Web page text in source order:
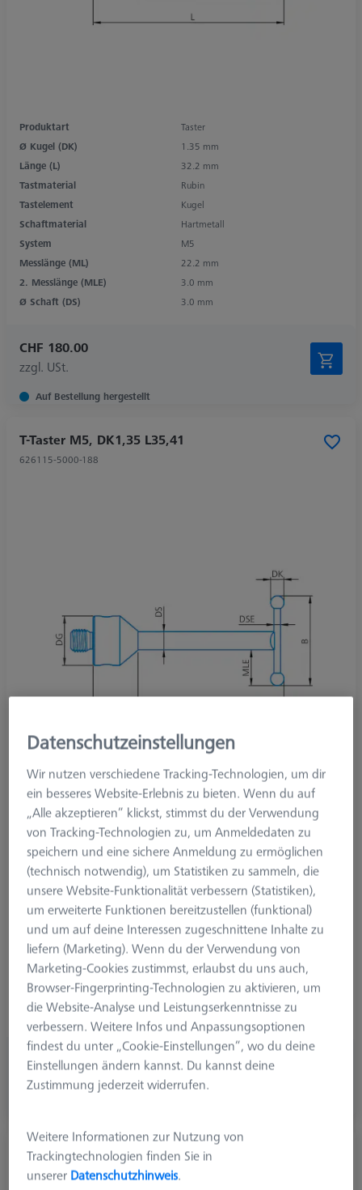
Produktart
Taster
Ø Kugel (DK)
1.35 mm
Länge (L)
32.2 mm
Tastmaterial
Rubin
Tastelement
Kugel
Schaftmaterial
Hartmetall
System
M5
Messlänge (ML)
22.2 mm
2. Messlänge (MLE)
3.0 mm
Ø Schaft (DS)
3.0 mm
CHF 180.00
zzgl. USt.
Auf Bestellung hergestellt
T-Taster M5, DK1,35 L35,41
626115-5000-188
Produktart
Taster
Ø Kugel (DK)
1.35 mm
Länge (L)
45.68 mm
Tastmaterial
Rubin
Tastelement
Kugel
Schaftmaterial
Hartmetall
System
M5
Messlänge (ML)
35.68 mm
2. Messlänge (MLE)
25.68 mm
3. Messlänge (MLF)
3.58 mm
CHF 270.00
zzgl. USt.
T-Taster M5, DK2,5 L94,2
000000-1040-286
Datenschutzeinstellungen
Wir nutzen verschiedene Tracking-Technologien, um dir
ein besseres Website-Erlebnis zu bieten. Wenn du auf
„Alle akzeptieren“ klickst, stimmst du der Verwendung
von Tracking-Technologien zu, um Anmeldedaten zu
speichern und eine sichere Anmeldung zu ermöglichen
(technisch notwendig), um Statistiken zu sammeln, die
unsere Website-Funktionalität verbessern (Statistiken),
um erweiterte Funktionen bereitzustellen (funktional)
und um auf deine Interessen zugeschnittene Inhalte zu
liefern (Marketing). Wenn du der Verwendung von
Marketing-Cookies zustimmst, erlaubst du uns auch,
Browser-Fingerprinting-Technologien zu aktivieren, um
die Website-Analyse und Leistungserkenntnisse zu
verbessern. Weitere Infos und Anpassungsoptionen
findest du unter „Cookie-Einstellungen“, wo du deine
Einstellungen ändern kannst. Du kannst deine
Zustimmung jederzeit widerrufen.
Weitere Informationen zur Nutzung von
Trackingtechnologien finden Sie in
unserer Datenschutzhinweis.